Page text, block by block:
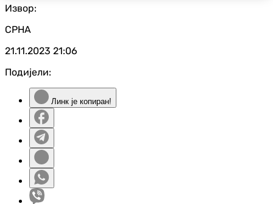
Извор:
СРНА
21.11.2023 21:06
Подијели:
Линк је копиран!